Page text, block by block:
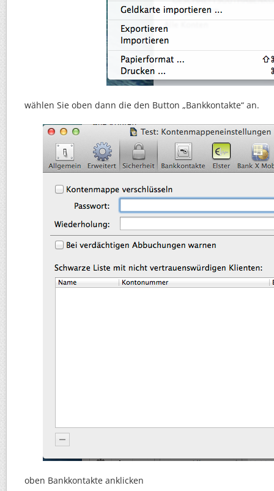
wählen Sie oben dann die den Button „Bankkontakte“ an.
oben Bankkontakte anklicken